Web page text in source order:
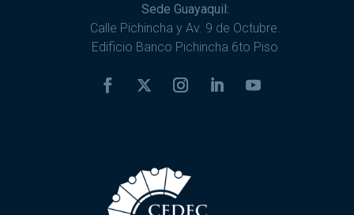
Sede Guayaquil:
Calle Pichincha y Av. 9 de Octubre.
Edificio Banco Pichincha 6to Piso